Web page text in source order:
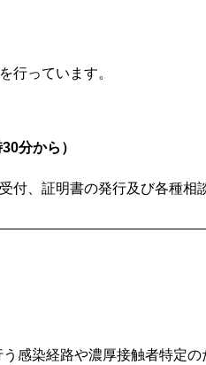
行っています。
分から）
、証明書の発行及び各種相
感染経路や濃厚接触者特定の